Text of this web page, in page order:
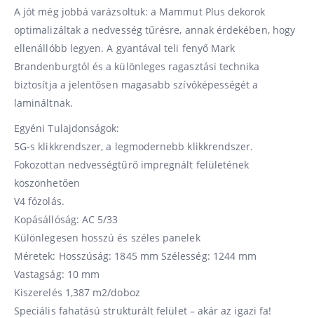
A jót még jobbá varázsoltuk: a Mammut Plus dekorok
optimalizáltak a nedvesség tűrésre, annak érdekében, hogy
ellenállóbb legyen. A gyantával teli fenyő Mark
Brandenburgtól és a különleges ragasztási technika
biztosítja a jelentősen magasabb szívóképességét a
lamináltnak.
Egyéni Tulajdonságok:
5G-s klikkrendszer, a legmodernebb klikkrendszer.
Fokozottan nedvességtűrő impregnált felületének
köszönhetően
V4 fózolás.
Kopásállóság: AC 5/33
Különlegesen hosszú és széles panelek
Méretek: Hosszúság: 1845 mm Szélesség: 1244 mm
Vastagság: 10 mm
Kiszerelés 1,387 m2/doboz
Speciális fahatású strukturált felület – akár az igazi fa!